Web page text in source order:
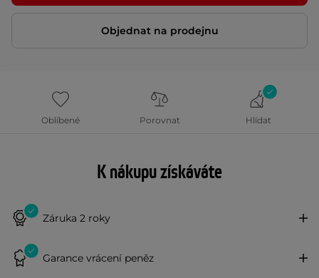
Objednat na prodejnu
Oblíbené Porovnat Hlídat
K nákupu získáváte
Záruka 2 roky
Garance vrácení peněz